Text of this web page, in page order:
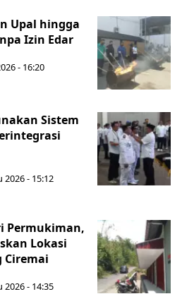
Upal hingga
Izin Edar
- 16:20
Sistem
2026 - 15:12
Permukiman,
Lokasi
Ciremai
2026 - 14:35